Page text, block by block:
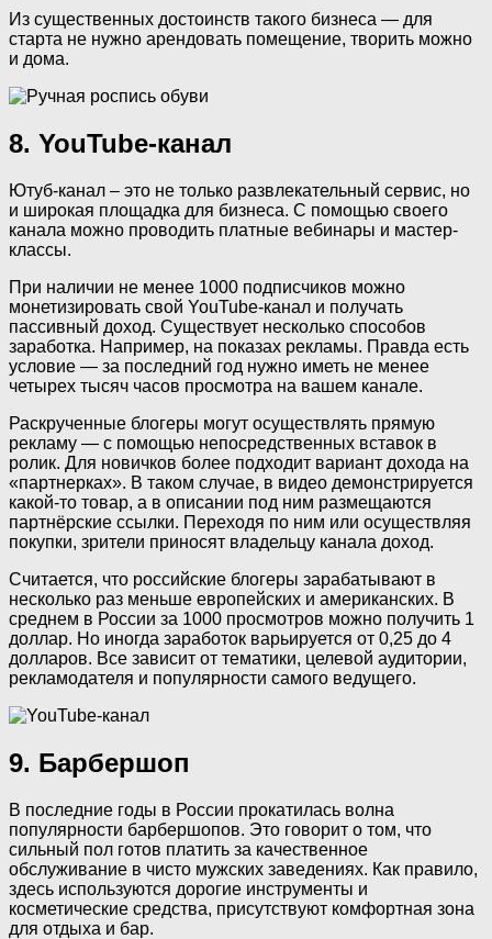
Из существенных достоинств такого бизнеса — для
старта не нужно арендовать помещение, творить можно
и дома.
8. YouTube-канал
Ютуб-канал – это не только развлекательный сервис, но
и широкая площадка для бизнеса. С помощью своего
канала можно проводить платные вебинары и мастер-
классы.
При наличии не менее 1000 подписчиков можно
монетизировать свой YouTube-канал и получать
пассивный доход. Существует несколько способов
заработка. Например, на показах рекламы. Правда есть
условие — за последний год нужно иметь не менее
четырех тысяч часов просмотра на вашем канале.
Раскрученные блогеры могут осуществлять прямую
рекламу — с помощью непосредственных вставок в
ролик. Для новичков более подходит вариант дохода на
«партнерках». В таком случае, в видео демонстрируется
какой-то товар, а в описании под ним размещаются
партнёрские ссылки. Переходя по ним или осуществляя
покупки, зрители приносят владельцу канала доход.
Считается, что российские блогеры зарабатывают в
несколько раз меньше европейских и американских. В
среднем в России за 1000 просмотров можно получить 1
доллар. Но иногда заработок варьируется от 0,25 до 4
долларов. Все зависит от тематики, целевой аудитории,
рекламодателя и популярности самого ведущего.
9. Барбершоп
В последние годы в России прокатилась волна
популярности барбершопов. Это говорит о том, что
сильный пол готов платить за качественное
обслуживание в чисто мужских заведениях. Как правило,
здесь используются дорогие инструменты и
косметические средства, присутствуют комфортная зона
для отдыха и бар.